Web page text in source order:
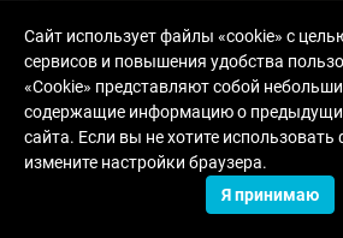
Сайт использует файлы «cookie» с
сервисов и повышения удобства
«Cookie» представляют собой
содержащие информацию о
сайта. Если вы не хотите использовать
измените настройки браузера.
Я принимаю